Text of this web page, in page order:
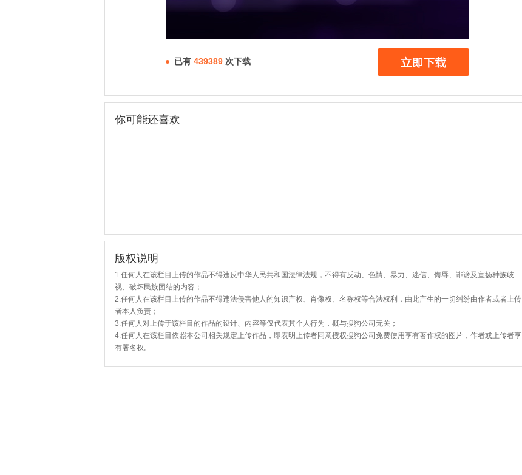
已有 439389 次下载
你可能还喜欢
版权说明
1.任何人在该栏目上传的作品不得违反中华人民共和国法律法规，不得有反动、色情、暴力、迷信、侮辱、诽谤及宣扬种族歧
视、破坏民族团结的内容；
2.任何人在该栏目上传的作品不得违法侵害他人的知识产权、肖像权、名称权等合法权利，由此产生的一切纠纷由作者或者上传
者本人负责；
3.任何人对上传于该栏目的作品的设计、内容等仅代表其个人行为，概与搜狗公司无关；
4.任何人在该栏目依照本公司相关规定上传作品，即表明上传者同意授权搜狗公司免费使用享有著作权的图片，作者或上传者享
有署名权。